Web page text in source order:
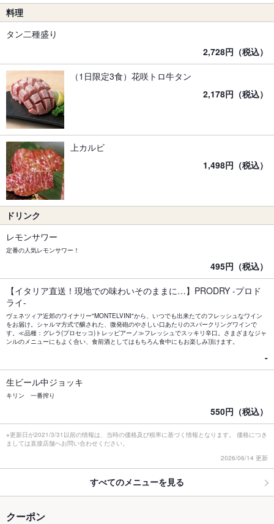
料理
タン二種盛り
2,728円（税込）
（1日限定3食）花咲トロ牛タン
2,178円（税込）
上カルビ
1,498円（税込）
ドリンク
レモンサワー
定番の人気レモンサワー！
495円（税込）
【イタリア直送！現地での味わいそのままに…】PRODRY -プロド
ライ-
ヴェネツィア近郊のワイナリー"MONTELVINI"から、いつでも出来たてのフレッシュなワイン
をお届け。シャルマ方式で醸された、微発砲のやさしい口あたりのスパークリングワインで
す。≪品種：グレラ(プロセッコ)トレッビアーノ≫フレッシュでスッキリ辛口。さまざまなジャ
ンルのメニューにもよく合い、食前酒としてはもちろん食中にもお楽しみ頂けます。
-
生ビール中ジョッキ
キリン 一番搾り
550円（税込）
※更新日が2021/3/31以前の情報は、当時の価格及び税率に基づく情報となります。 価格につき
ましては直接店舗へお問い合わせください。
2026/06/14 更新
すべてのメニューを見る
クーポン